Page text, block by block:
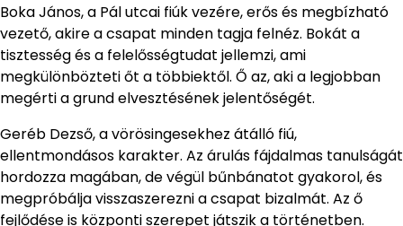
Boka János, a Pál utcai fiúk vezére, erős és megbízható
vezető, akire a csapat minden tagja felnéz. Bokát a
tisztesség és a felelősségtudat jellemzi, ami
megkülönbözteti őt a többiektől. Ő az, aki a legjobban
megérti a grund elvesztésének jelentőségét.
Geréb Dezső, a vörösingesekhez átálló fiú,
ellentmondásos karakter. Az árulás fájdalmas tanulságát
hordozza magában, de végül bűnbánatot gyakorol, és
megpróbálja visszaszerezni a csapat bizalmát. Az ő
fejlődése is központi szerepet játszik a történetben.